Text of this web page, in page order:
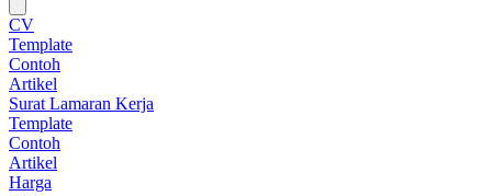
CV
Template
Contoh
Artikel
Surat Lamaran Kerja
Template
Contoh
Artikel
Harga